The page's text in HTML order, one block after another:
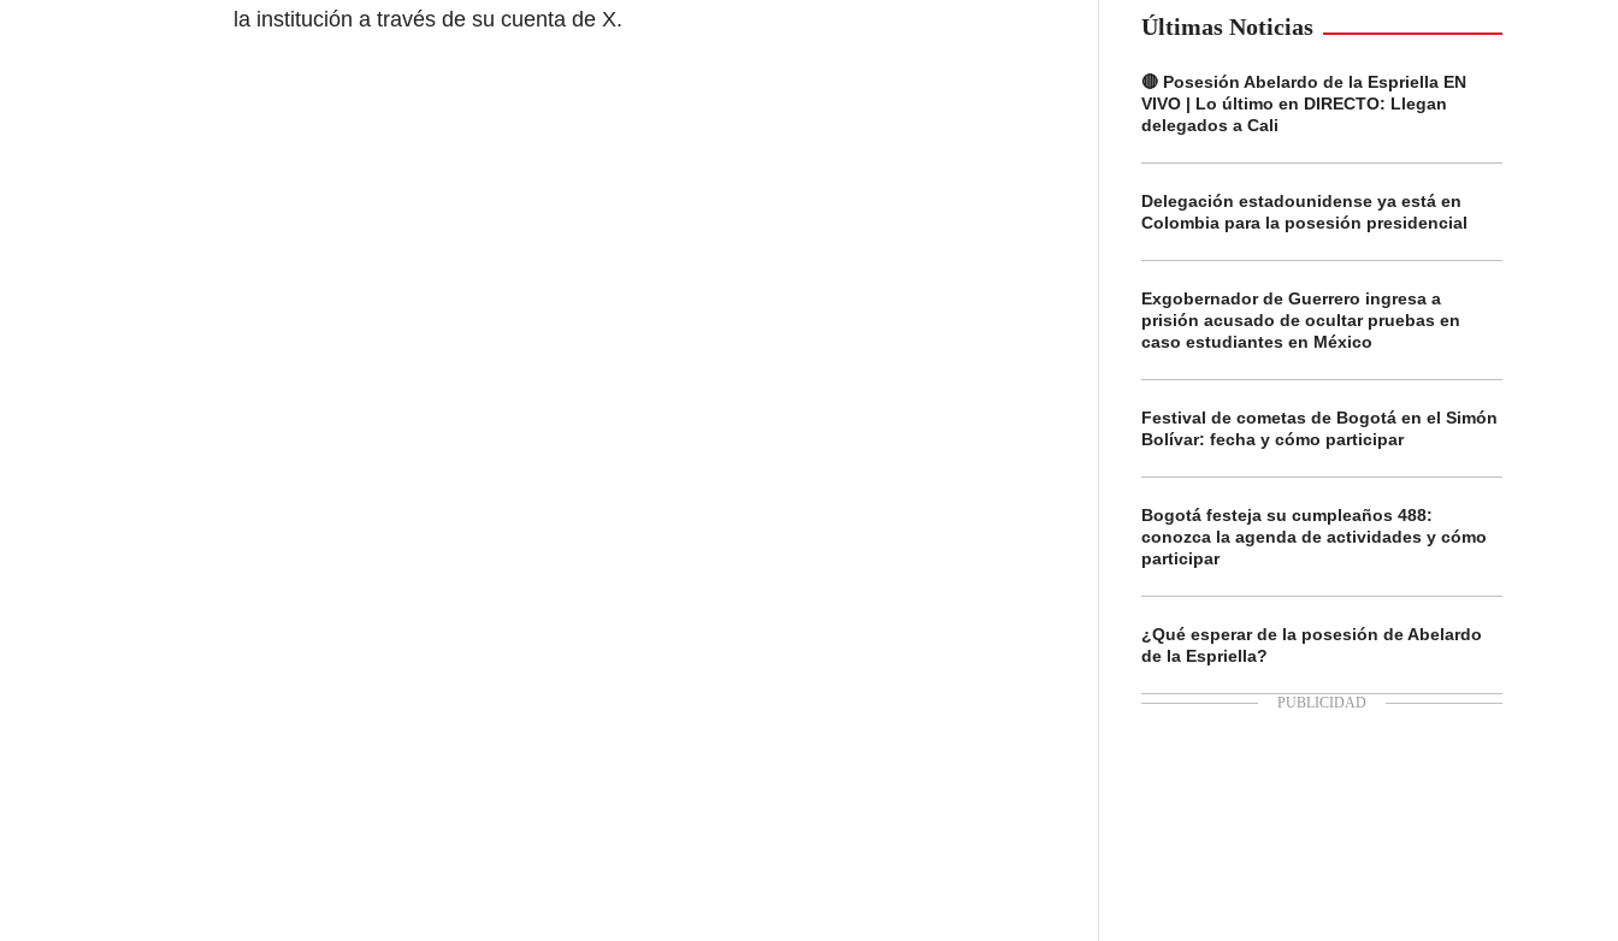
la institución a través de su cuenta de X.
Últimas Noticias
🔴 Posesión Abelardo de la Espriella EN
VIVO | Lo último en DIRECTO: Llegan
delegados a Cali
Delegación estadounidense ya está en
Colombia para la posesión presidencial
Exgobernador de Guerrero ingresa a
prisión acusado de ocultar pruebas en
caso estudiantes en México
Festival de cometas de Bogotá en el Simón
Bolívar: fecha y cómo participar
Bogotá festeja su cumpleaños 488:
conozca la agenda de actividades y cómo
participar
¿Qué esperar de la posesión de Abelardo
de la Espriella?